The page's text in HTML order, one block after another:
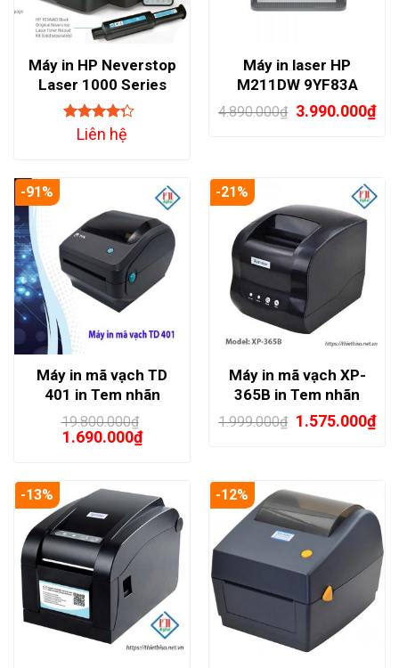
Máy in HP Neverstop
Laser 1000 Series
Đánh giá
Liên hệ
Máy in laser HP
M211DW 9YF83A
(A4/A5/ Đảo mặt/
USB/ LAN/ WIFI) đen
4.890.000₫ 3.990.000₫
-91%
Máy in mã vạch TD
401 in Tem nhãn
19.800.000₫
1.690.000₫
-21%
Máy in mã vạch XP-
365B in Tem nhãn
Xprinter
1.999.000₫ 1.575.000₫
-13% -12%